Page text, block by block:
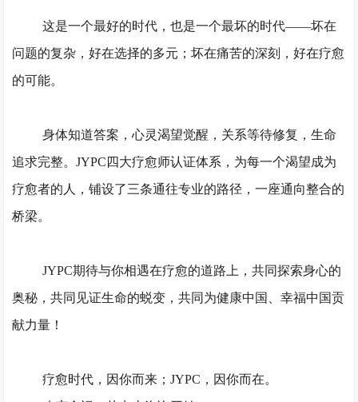
这是一个最好的时代，也是一个最坏的时代——坏在
问题的复杂，好在选择的多元；坏在痛苦的深刻，好在疗愈
的可能。
身体知道答案，心灵渴望觉醒，关系等待修复，生命
追求完整。JYPC四大疗愈师认证体系，为每一个渴望成为
疗愈者的人，铺设了三条通往专业的路径，一座通向整合的
桥梁。
JYPC期待与你相遇在疗愈的道路上，共同探索身心的
奥秘，共同见证生命的蜕变，共同为健康中国、幸福中国贡
献力量！
疗愈时代，因你而来； JYPC，因你而在。